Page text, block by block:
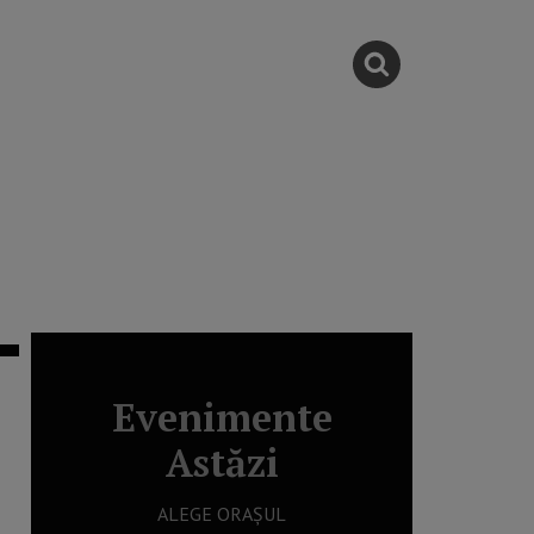
Evenimente
Astăzi
ALEGE ORAȘUL